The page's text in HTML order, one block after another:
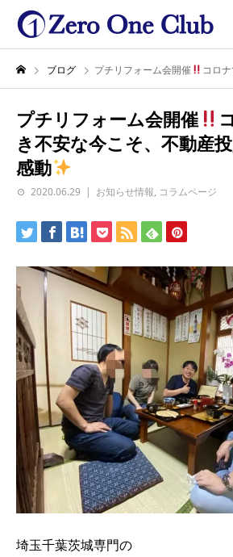
ブログ プチリフォーム会開催 コロナで先
プチリフォーム会開催
き不安な今こそ、不動産
感動
2020.06.29 お知らせ情報, コラムページ
埼玉千葉茨城専門の